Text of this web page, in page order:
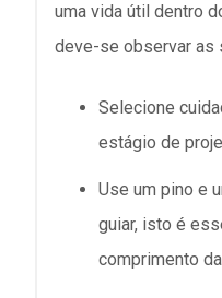
uma vida útil dentro
deve-se observar as
Selecione
estágio de
Use um pino e
guiar, isto é
comprimento